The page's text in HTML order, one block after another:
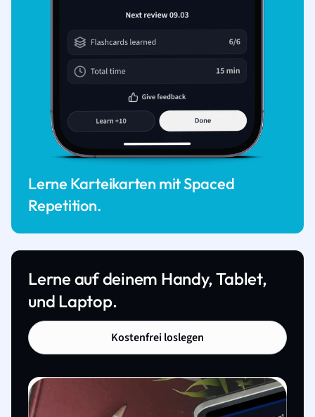
Lerne Karteikarten mit Spaced
Repetition.
Lerne auf deinem Handy, Tablet,
und Laptop.
Kostenfrei loslegen